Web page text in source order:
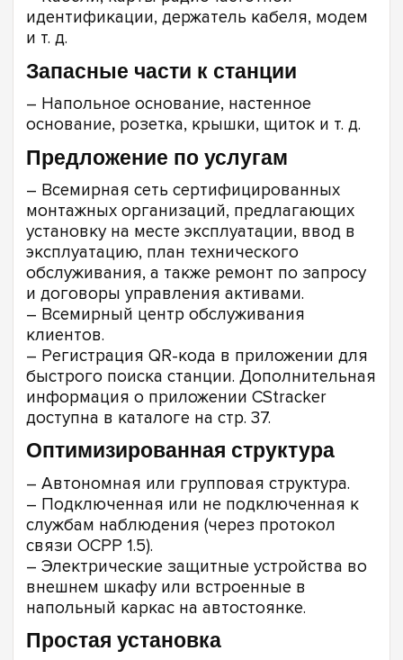
идентификации, держатель кабеля, модем
и т. д.
Запасные части к станции
– Напольное основание, настенное
основание, розетка, крышки, щиток и т. д.
Предложение по услугам
– Всемирная сеть сертифицированных
монтажных организаций, предлагающих
установку на месте эксплуатации, ввод в
эксплуатацию, план технического
обслуживания, а также ремонт по запросу
и договоры управления активами.
– Всемирный центр обслуживания
клиентов.
– Регистрация QR-кода в приложении для
быстрого поиска станции. Дополнительная
информация о приложении CStracker
доступна в каталоге на стр. 37.
Оптимизированная структура
– Автономная или групповая структура.
– Подключенная или не подключенная к
службам наблюдения (через протокол
связи OCPP 1.5).
– Электрические защитные устройства во
внешнем шкафу или встроенные в
напольный каркас на автостоянке.
Простая установка